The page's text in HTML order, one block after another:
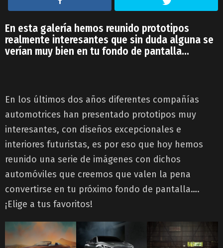
En esta galería hemos reunido prototipos
realmente interesantes que sin duda alguna se
verían muy bien en tu fondo de pantalla…
En los últimos dos años diferentes compañías
automotrices han presentado prototipos muy
interesantes, con diseños excepcionales e
interiores futuristas, es por eso que hoy hemos
reunido una serie de imágenes con dichos
automóviles que creemos que valen la pena
convertirse en tu próximo fondo de pantalla….
¡Elige a tus favoritos!